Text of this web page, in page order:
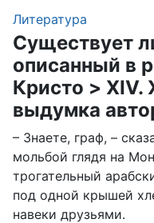
Литература
Существует
описанный в
Кристо > XIV.
выдумка
– Знаете, граф, –
мольбой глядя на
трогательный
под одной крышей
навеки друзьями.